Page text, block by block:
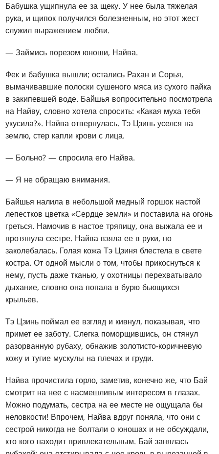
Бабушка ущипнула ее за щеку. У нее была тяжелая
рука, и щипок получился болезненным, но этот жест
служил выражением любви.
— Займись порезом юноши, Найва.
Фек и бабушка вышли; остались Рахан и Сорья,
вымачивавшие полоски сушеного мяса из сухого пайка
в закипевшей воде. Байшья вопросительно посмотрела
на Найву, словно хотела спросить: «Какая муха тебя
укусила?». Найва отвернулась. Тэ Цзинь уселся на
землю, стер капли крови с лица.
— Больно? — спросила его Найва.
— Я не обращаю внимания.
Байшья налила в небольшой медный горшок настой
лепестков цветка «Сердце земли» и поставила на огонь
греться. Намочив в настое тряпицу, она выжала ее и
протянула сестре. Найва взяла ее в руки, но
заколебалась. Голая кожа Тэ Цзиня блестела в свете
костра. От одной мысли о том, чтобы прикоснуться к
нему, пусть даже тканью, у охотницы перехватывало
дыхание, словно она попала в бурю бьющихся
крыльев.
Тэ Цзинь поймал ее взгляд и кивнул, показывая, что
примет ее заботу. Слегка поморщившись, он стянул
разорванную рубаху, обнажив золотисто-коричневую
кожу и тугие мускулы на плечах и груди.
Найва прочистила горло, заметив, конечно же, что Бай
смотрит на нее с насмешливым интересом в глазах.
Можно подумать, сестра на ее месте не ощущала бы
неловкости! Впрочем, Найва вдруг поняла, что они с
сестрой никогда не болтали о юношах и не обсуждали,
кто кого находит привлекательным. Бай занялась